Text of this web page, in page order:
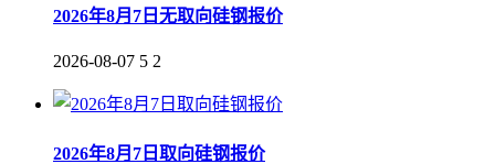
2026年8月7日无取向硅钢报价
2026-08-07 5 2
2026年8月7日取向硅钢报价